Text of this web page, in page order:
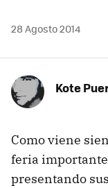
28 Agosto 2014
Kote
Como viene
feria importante
presentando